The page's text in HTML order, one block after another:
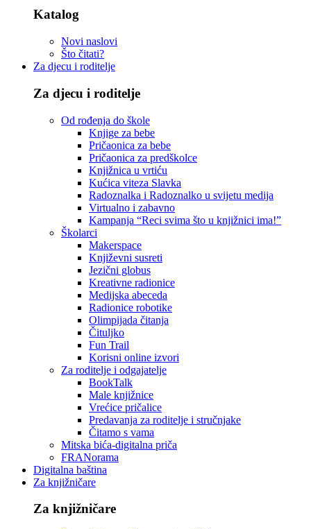
Katalog
Novi naslovi
Što čitati?
Za djecu i roditelje
Za djecu i roditelje
Od rođenja do škole
Knjige za bebe
Pričaonica za bebe
Pričaonica za predškolce
Knjižnica u vrtiću
Kućica viteza Slavka
Radoznalka i Radoznalko u svijetu medija
Virtualno i zabavno
Kampanja “Reci svima što u knjižnici ima!”
Školarci
Makerspace
Književni susreti
Jezični globus
Kreativne radionice
Medijska abeceda
Radionice robotike
Olimpijada čitanja
Čituljko
Fun Trail
Korisni online izvori
Za roditelje i odgajatelje
BookTalk
Male knjižnice
Vrećice pričalice
Predavanja za roditelje i stručnjake
Čitamo s vama
Mitska bića-digitalna priča
FRANorama
Digitalna baština
Za knjižničare
Za knjižničare